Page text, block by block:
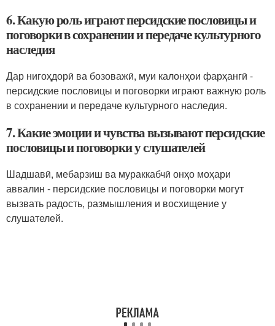
6. Какую роль играют персидские пословицы и
поговорки в сохранении и передаче культурного
наследия
Дар нигоҳдорӣ ва бозоважӣ, муи калонҳои фарҳангӣ -
персидские пословицы и поговорки играют важную роль
в сохранении и передаче культурного наследия.
7. Какие эмоции и чувства вызывают персидские
пословицы и поговорки у слушателей
Шадшавӣ, мебарзиш ва мураккабчӣ онҳо моҳари
аввалин - персидские пословицы и поговорки могут
вызвать радость, размышления и восхищение у
слушателей.